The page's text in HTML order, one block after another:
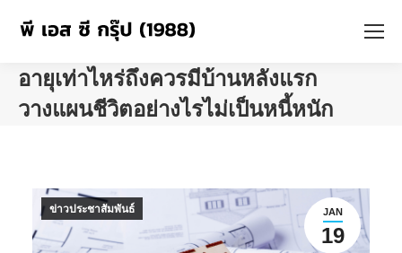
อายุเท่าไหร่ถึงควรมีบ้านหลังแรก
วางแผนชีวิตอย่างไรไม่เป็นหนี้หนัก
JAN
19
ข่าวประชาสัมพันธ์